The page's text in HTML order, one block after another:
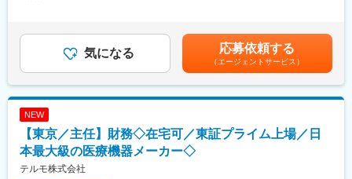
・サプライヤーとの価格交渉、支払・供給条件の最適化及び契約
締結（関係部門・法務と連携し商業条件・供給条件を策定・合意
・購買データの抽出・分析、価格変動や購買実績のレポーティン
グ
・社内ステークホルダーへのコスト妥当性検証・最適調達サービ
回。賃金はあくまでも目安の金額であり、選考を通じて上下する
可能性があります。月給(月額)は固定手当を含めた表記です。
気になる 応募依頼する
（エージェントサービス）
NEW
【東京／主任】財務◇在宅可／東証プライム上場／日
本最大級の医療機器メーカー◇
テルモ株式会社